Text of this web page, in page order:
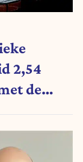
2,54
de